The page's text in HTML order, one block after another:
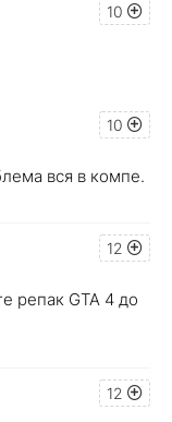
10
10
вся в компе.
12
репак GTA 4 до
12